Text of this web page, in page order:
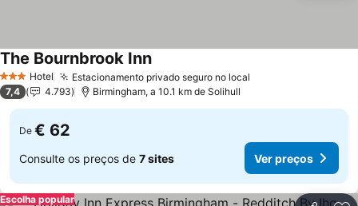
3 EstrelasHotel Estacionamento privado seguro no local
The Bournbrook Inn
7,4 4.793 Birmingham, a 10.1 km de Solihull
De € 62
Consulte os preços de 7 sites Ver preços
Escolha popular